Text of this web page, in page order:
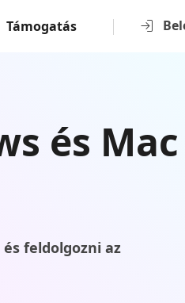
Támogatás
és Mac
feldolgozni az